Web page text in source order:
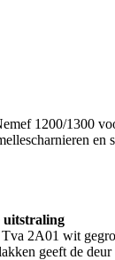
1200/1300
en
uitstraling
2A01 wit
geeft de